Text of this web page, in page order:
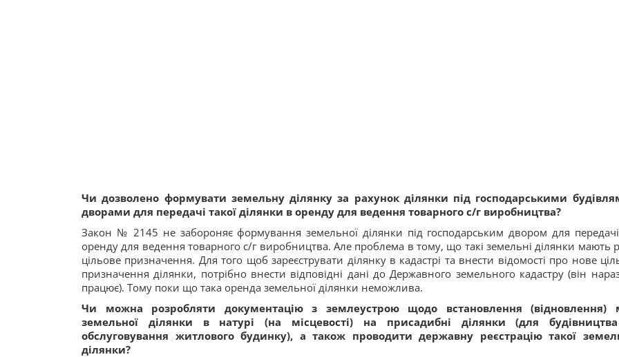
Чи дозволено формувати земельну ділянку за рахунок ділянки під господарськими
дворами для передачі такої ділянки в оренду для ведення товарного с/г виробництва?
Закон № 2145 не забороняє формування земельної ділянки під господарським двором для передачі
оренду для ведення товарного с/г виробництва. Але проблема в тому, що такі земельні ділянки мають
цільове призначення. Для того щоб зареєструвати ділянку в кадастрі та внести відомості про нове
призначення ділянки, потрібно внести відповідні дані до Державного земельного кадастру (він
працює). Тому поки що така оренда земельної ділянки неможлива.
Чи можна розробляти документацію з землеустрою щодо встановлення (відновлення)
земельної ділянки в натурі (на місцевості) на присадибні ділянки (для
обслуговування житлового будинку), а також проводити державну реєстрацію такої
ділянки?